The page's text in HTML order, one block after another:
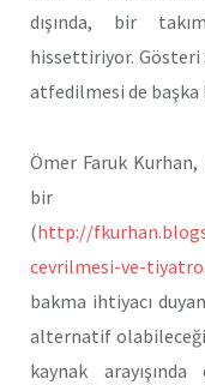
dışında, bir
hissettiriyor.
atfedilmesi de başka
Ömer Faruk Kurhan,
bir
(http://
cevrilmesi-ve-
bakma ihtiyacı
alternatif
kaynak